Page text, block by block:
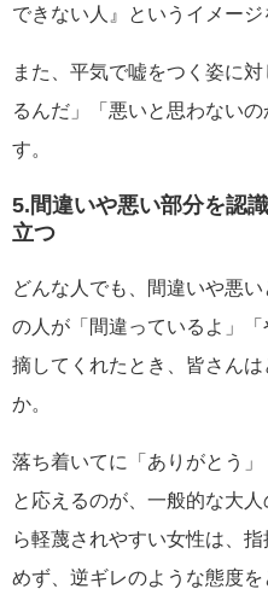
できない人』というイメージ
また、平気で嘘をつく姿に
るんだ」「悪いと思わない
す。
5.間違いや悪い部分を認
立つ
どんな人でも、間違いや悪
の人が「間違っているよ」
摘してくれたとき、皆さん
か。
落ち着いてに「ありがとう」
と応えるのが、一般的な大
ら軽蔑されやすい女性は、
めず、逆ギレのような態度を